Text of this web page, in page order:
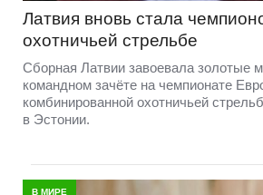
Латвия вновь стала
охотничьей стрельбе
Сборная Латвии завоевала золотые
командном зачёте на чемпионате
комбинированной охотничьей
в Эстонии.
В МИРЕ